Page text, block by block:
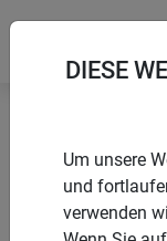
Startseite
Schafwoll-
DIESE
Um unsere
und
verwenden